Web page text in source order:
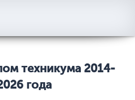
техникума 2014-
года